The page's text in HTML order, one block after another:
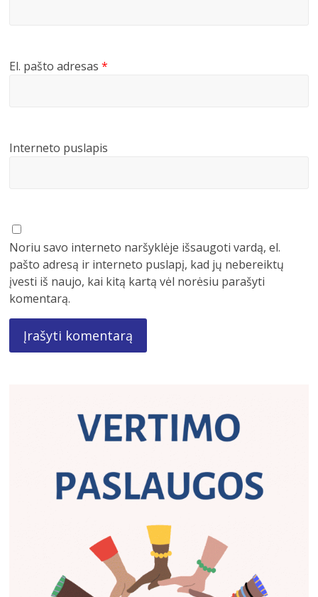
El. pašto adresas*
Interneto puslapis
Noriu savo interneto naršyklėje išsaugoti vardą, el.
pašto adresą ir interneto puslapį, kad jų nebereiktų
įvesti iš naujo, kai kitą kartą vėl norėsiu parašyti
komentarą.